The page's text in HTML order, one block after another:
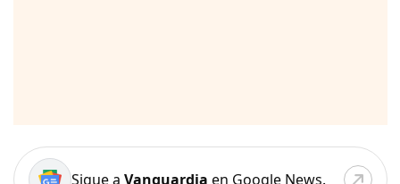
Sigue a Vanguardia en Google News.